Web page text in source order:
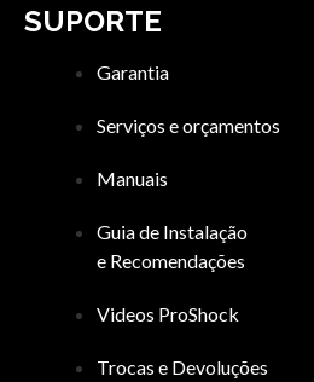
SUPORTE
Garantia
Serviços e orçamentos
Manuais
Guia de Instalação
e Recomendações
Videos ProShock
Trocas e Devoluções